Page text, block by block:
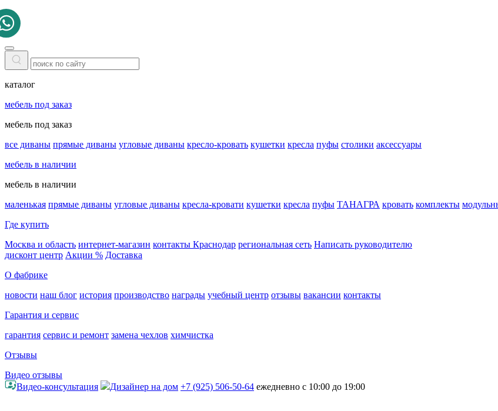
каталог
мебель под заказ
мебель под заказ
все диваны прямые диваны угловые диваны кресло-кровать кушетки кресла пуфы столики аксессуары
мебель в наличии
мебель в наличии
маленькая прямые диваны угловые диваны кресла-кровати кушетки кресла пуфы ТАНАГРА кровать комплекты
Где купить
Москва и область интернет-магазин контакты Краснодар региональная сеть Написать руководителю
дисконт центр Акции % Доставка
О фабрике
новости наш блог история производство награды учебный центр отзывы вакансии контакты
Гарантия и сервис
гарантия сервис и ремонт замена чехлов химчистка
Отзывы
Видео отзывы
Видео-консультация
Дизайнер на дом +7 (925) 506-50-64 ежедневно с 10:00 до 19:00